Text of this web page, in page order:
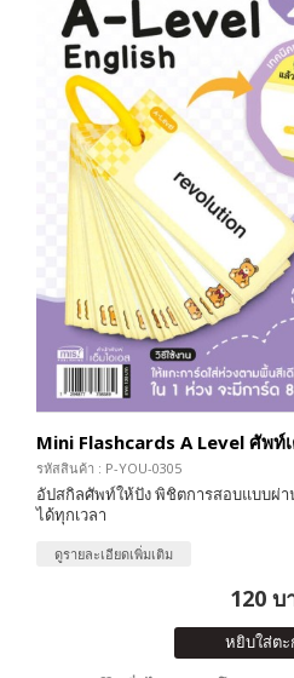
Mini Flashcards A Level ศัพท์
รหัสสินค้า : P-YOU-0305
อัปสกิลศัพท์ให้ปัง พิชิตการสอบแบบผ่
ได้ทุกเวลา
ดูรายละเอียดเพิ่มเติม
120 บ
หยิบใส่ตะ